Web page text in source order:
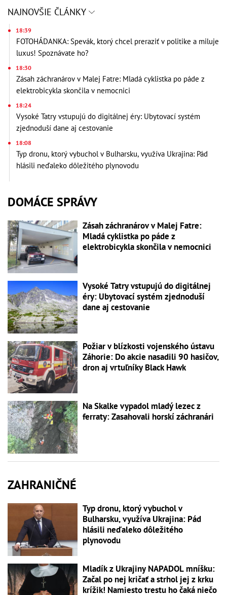
NAJNOVŠIE ČLÁNKY
18:39
FOTOHÁDANKA: Spevák, ktorý chcel preraziť v politike a miluje
luxus! Spoznávate ho?
18:30
Zásah záchranárov v Malej Fatre: Mladá cyklistka po páde z
elektrobicykla skončila v nemocnici
18:24
Vysoké Tatry vstupujú do digitálnej éry: Ubytovací systém
zjednoduší dane aj cestovanie
18:08
Typ dronu, ktorý vybuchol v Bulharsku, využíva Ukrajina: Pád
hlásili neďaleko dôležitého plynovodu
DOMÁCE SPRÁVY
Zásah záchranárov v Malej Fatre:
Mladá cyklistka po páde z
elektrobicykla skončila v nemocnici
Vysoké Tatry vstupujú do digitálnej
éry: Ubytovací systém zjednoduší
dane aj cestovanie
Požiar v blízkosti vojenského ústavu
Záhorie: Do akcie nasadili 90 hasičov,
dron aj vrtuľníky Black Hawk
Na Skalke vypadol mladý lezec z
ferraty: Zasahovali horskí záchranári
ZAHRANIČNÉ
Typ dronu, ktorý vybuchol v
Bulharsku, využíva Ukrajina: Pád
hlásili neďaleko dôležitého
plynovodu
Mladík z Ukrajiny NAPADOL mníšku:
Začal po nej kričať a strhol jej z krku
krížik! Namiesto trestu ho čaká niečo